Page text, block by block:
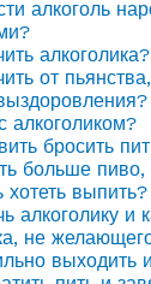
алкоголь
алкоголика?
от
алкоголиком?
бросить
больше пиво,
хотеть выпить?
алкоголику и
не
выходить